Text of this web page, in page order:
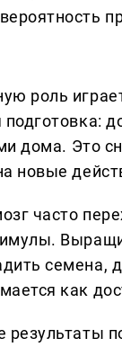
роль
дома. Это
новые
часто
семена,
как